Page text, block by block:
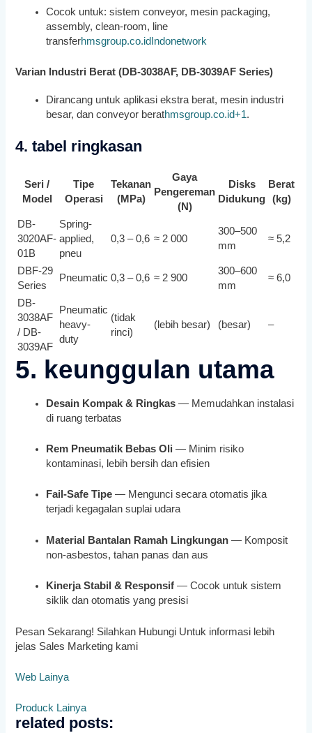
Cocok untuk: sistem conveyor, mesin packaging,
assembly, clean-room, line
transferhmsgroup.co.id Indonetwork
Varian Industri Berat (DB-3038AF, DB-3039AF Series)
Dirancang untuk aplikasi ekstra berat, mesin industri
besar, dan conveyor berathmsgroup.co.id+1.
4. tabel ringkasan
Seri /
Model
Tipe
Operasi
Tekanan
(MPa)
Gaya
Pengereman
(N)
Disks
Didukung
Berat
(kg)
DB-
3020AF-
01B
Spring-
applied,
pneu
0,3 – 0,6 ≈ 2 000
300–500
mm
≈ 5,2
DBF-29
Series
Pneumatic 0,3 – 0,6 ≈ 2 900
300–600
mm
≈ 6,0
DB-
3038AF
/ DB-
3039AF
Pneumatic
heavy-
duty
(tidak
rinci)
(lebih besar) (besar) –
5. keunggulan utama
Desain Kompak & Ringkas — Memudahkan instalasi
di ruang terbatas
Rem Pneumatik Bebas Oli — Minim risiko
kontaminasi, lebih bersih dan efisien
Fail-Safe Tipe — Mengunci secara otomatis jika
terjadi kegagalan suplai udara
Material Bantalan Ramah Lingkungan — Komposit
non-asbestos, tahan panas dan aus
Kinerja Stabil & Responsif — Cocok untuk sistem
siklik dan otomatis yang presisi
Pesan Sekarang! Silahkan Hubungi Untuk informasi lebih
jelas Sales Marketing kami
Web Lainya
Produck Lainya
related posts: